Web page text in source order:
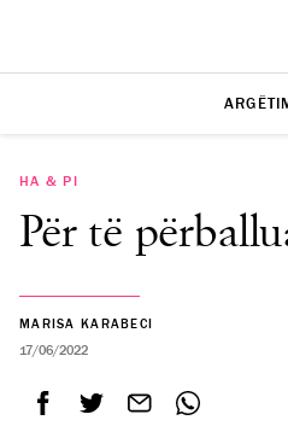
HA & PI
Për të
MARISA KARABECI
17/06/2022